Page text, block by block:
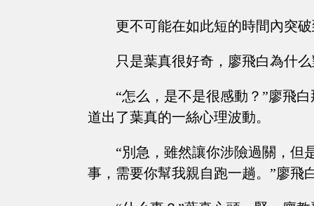
更不可能在如此短的時間內突
只是葉真很好奇，廖飛白為什
“怎么，是不是很感動？”廖飛
道出了葉真的一絲心理波動。
“別急，雖然讓你涉險過關，但
事，需要你幫我親自跑一趟。”廖飛